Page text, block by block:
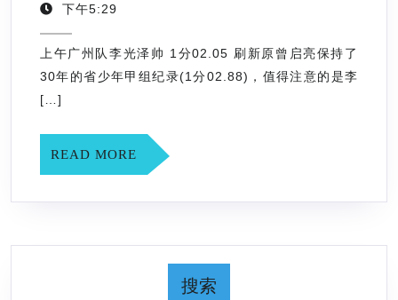
十
会
泳
月
11
日
下午5:29
上午广州队李光泽帅 1分02.05 刷新原曾启亮保持了
30年的省少年甲组纪录(1分02.88)，值得注意的是李
[…]
READ MORE READ
MORE
搜索